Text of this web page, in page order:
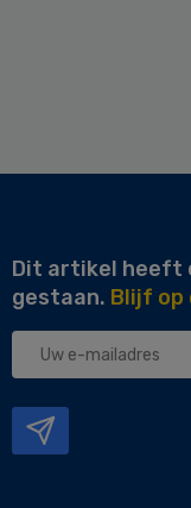
Dit artikel heeft
gestaan. Blijf op
Uw